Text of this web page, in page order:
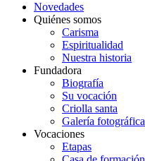
Novedades
Quiénes somos
Carisma
Espiritualidad
Nuestra historia
Fundadora
Biografía
Su vocación
Criolla santa
Galería fotográfica
Vocaciones
Etapas